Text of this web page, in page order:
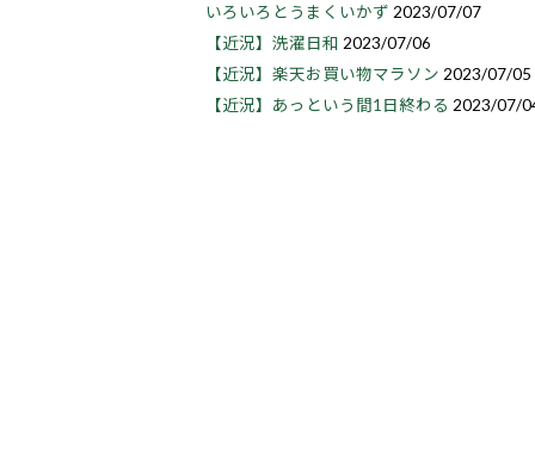
いろいろとうまくいかず 2023/07/07
【近況】洗濯日和 2023/07/06
【近況】楽天お買い物マラソン 2023/07/05
【近況】あっという間1日終わる 2023/07/